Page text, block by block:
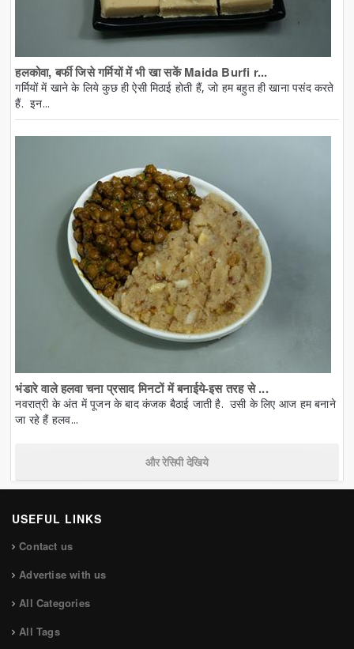
हलकोवा, बर्फी जिसे गर्मियों में भी खा सकें Maida Burfi r...
गर्मियों में खाने के लिये कुछ ही ऐसी मिठाई होती हैं, जो हम बहुत ही खाना पसंद करते
हैं. इन...
भंडारे वाले हलवा चना प्रसाद मिनटों में बनाईये-इस तरह से ...
नवरात्री के अंत में पूजन के बाद कंजक बैठाई जाती है. उसी के लिए आज हम बनाने
जा रहे हैं हलव...
और रेसिपी देखिये
USEFUL LINKS
Contact us
Advertise with us
All Categories
All Tags